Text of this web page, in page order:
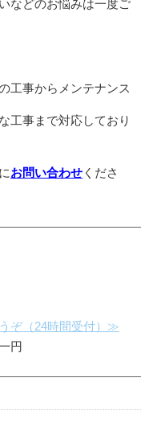
などのお悩みは一度ご
工事からメンテナンス
工事まで対応しており
お問い合わせ くださ
ぞ（24時間受付）≫
円